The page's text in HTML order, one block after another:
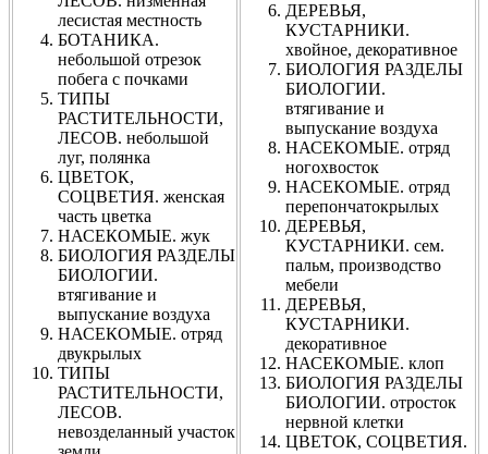
лесистая местность
БОТАНИКА.
небольшой отрезок
побега с почками
ТИПЫ
РАСТИТЕЛЬНОСТИ,
ЛЕСОВ. небольшой
луг, полянка
ЦВЕТОК,
СОЦВЕТИЯ. женская
часть цветка
НАСЕКОМЫЕ. жук
БИОЛОГИЯ РАЗДЕЛЫ
БИОЛОГИИ.
втягивание и
выпускание воздуха
НАСЕКОМЫЕ. отряд
двукрылых
ТИПЫ
РАСТИТЕЛЬНОСТИ,
ЛЕСОВ.
невозделанный участок
ДЕРЕВЬЯ,
КУСТАРНИКИ.
хвойное, декоративное
БИОЛОГИЯ РАЗДЕЛЫ
БИОЛОГИИ.
втягивание и
выпускание воздуха
НАСЕКОМЫЕ. отряд
ногохвосток
НАСЕКОМЫЕ. отряд
перепончатокрылых
ДЕРЕВЬЯ,
КУСТАРНИКИ. сем.
пальм, производство
мебели
ДЕРЕВЬЯ,
КУСТАРНИКИ.
декоративное
НАСЕКОМЫЕ. клоп
БИОЛОГИЯ РАЗДЕЛЫ
БИОЛОГИИ. отросток
нервной клетки
ЦВЕТОК, СОЦВЕТИЯ.